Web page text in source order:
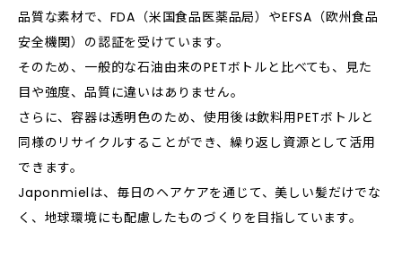
品質な素材で、FDA（米国食品医薬品局）やEFSA（欧州食品
安全機関）の認証を受けています。
そのため、一般的な石油由来のPETボトルと比べても、見た
目や強度、品質に違いはありません。
さらに、容器は透明色のため、使用後は飲料用PETボトルと
同様のリサイクルすることができ、繰り返し資源として活用
できます。
Japonmielは、毎日のヘアケアを通じて、美しい髪だけでな
く、地球環境にも配慮したものづくりを目指しています。